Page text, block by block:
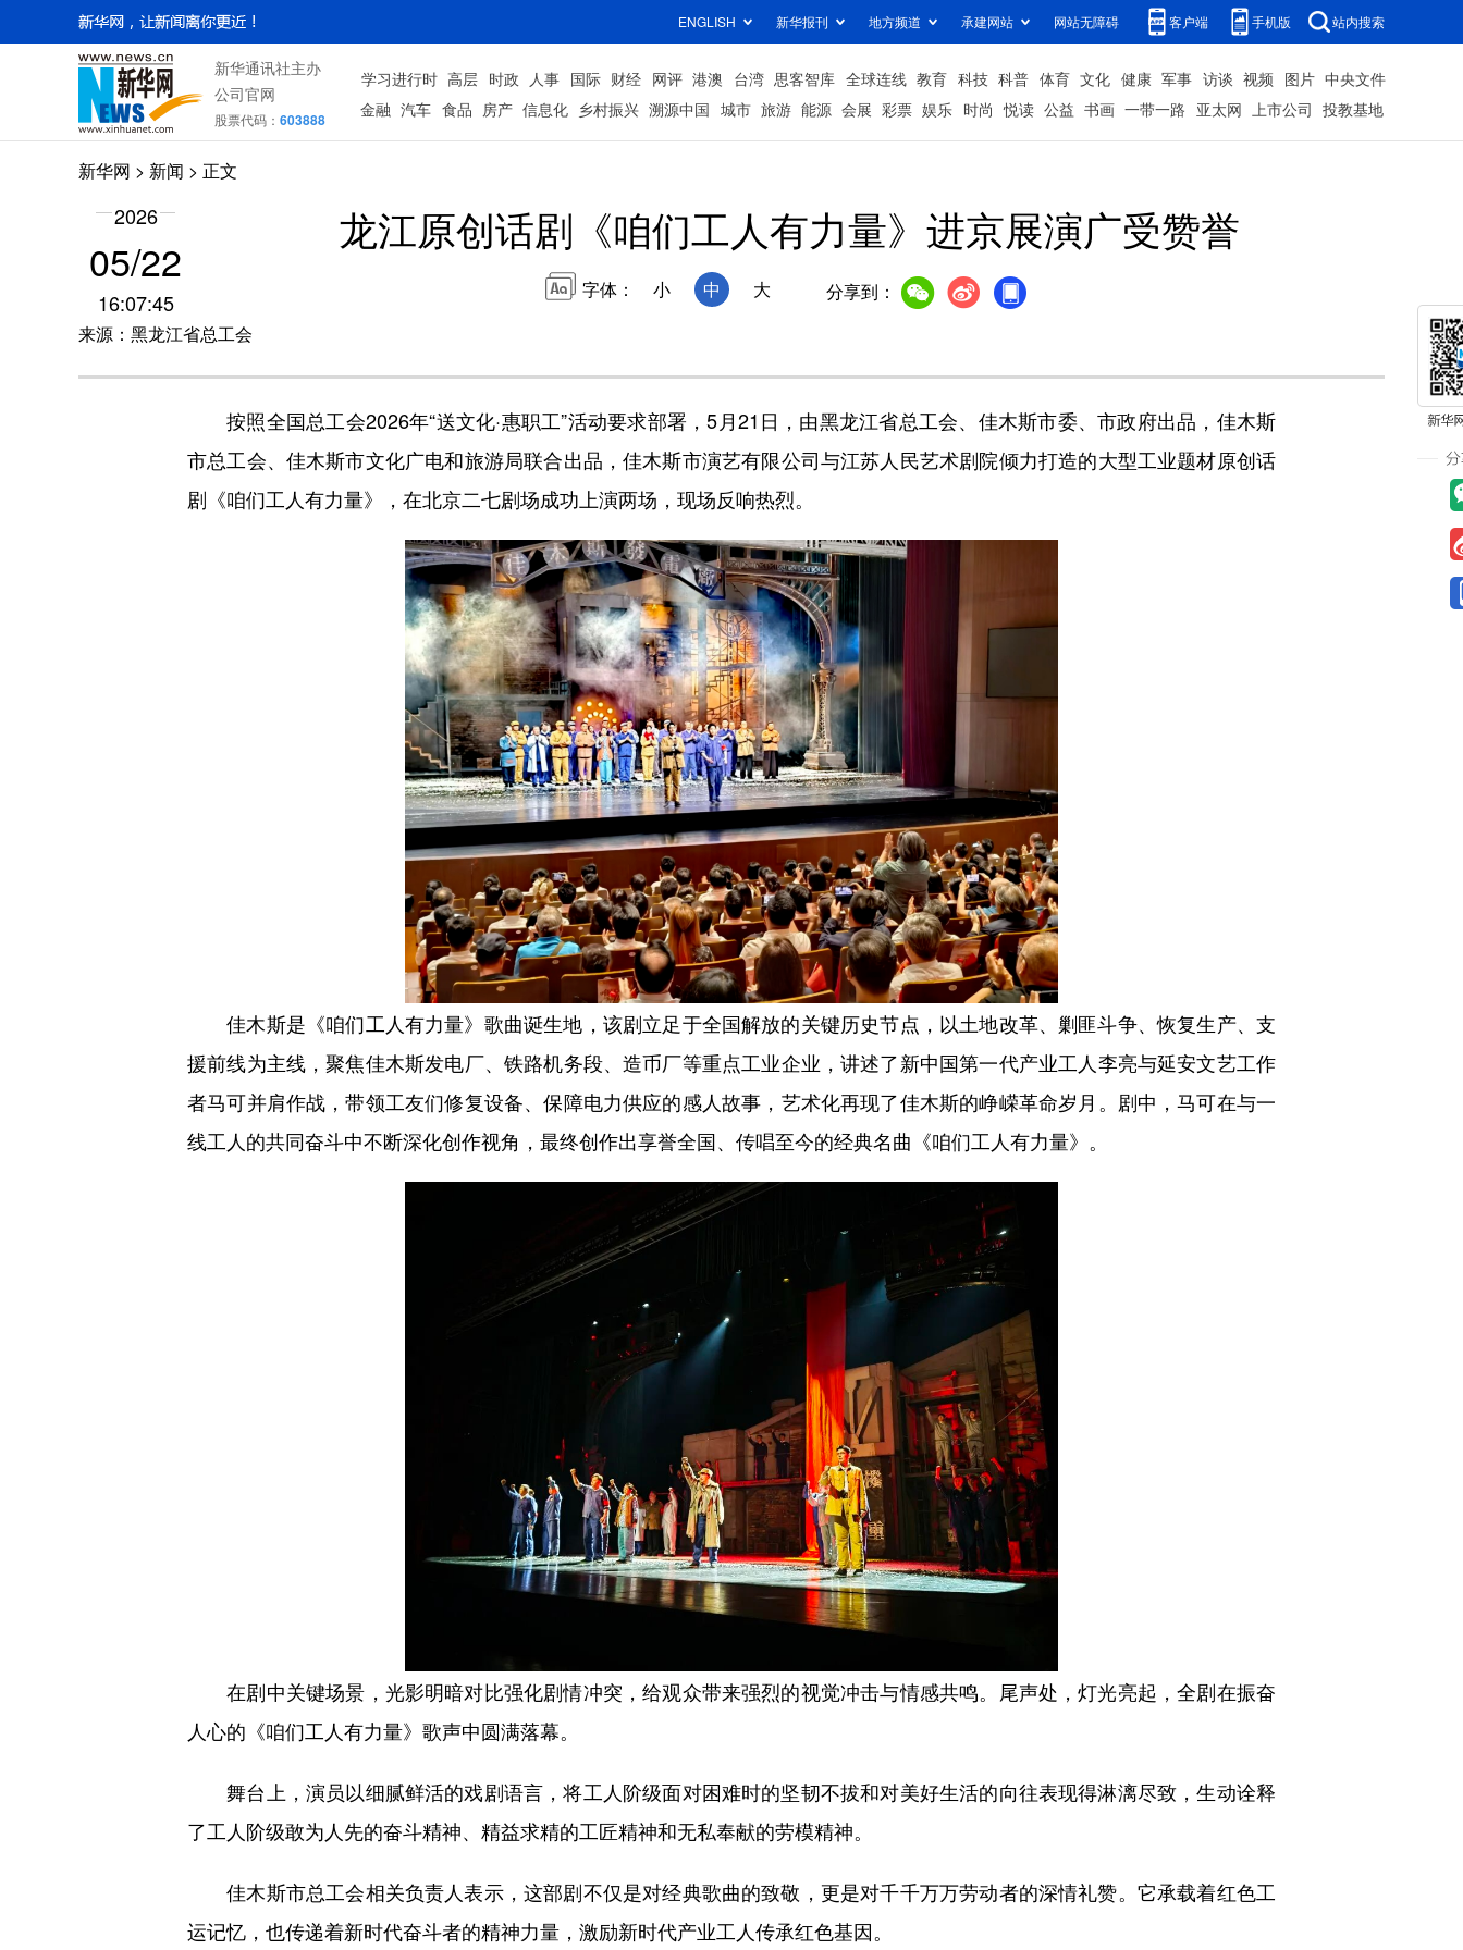
ENGLISH 新华报刊 地方频道 承建网站 网站无障碍 客户端 手机版 站内搜索
新华通讯社主办
公司官网
股票代码： 603888
学习进行时 高层 时政 人事 国际 财经 网评 港澳 台湾 思客智库 全球连线 教育 科技 科普 体育 文化 健康 军事 访谈 视频 图片 中央文件
金融 汽车 食品 房产 信息化 乡村振兴 溯源中国 城市 旅游 能源 会展 彩票 娱乐 时尚 悦读 公益 书画 一带一路 亚太网 上市公司 投教基地
新华网 > 新闻 > 正文
2026
05/22
16:07:45
来源：黑龙江省总工会
龙江原创话剧《咱们工人有力量》进京展演广受赞誉
字体： 小 中 大 分享到：
按照全国总工会2026年“送文化·惠职工”活动要求部署，5月21日，由黑龙江省总工会、佳木斯市委、市政府出品，佳木斯
市总工会、佳木斯市文化广电和旅游局联合出品，佳木斯市演艺有限公司与江苏人民艺术剧院倾力打造的大型工业题材原创话
剧《咱们工人有力量》，在北京二七剧场成功上演两场，现场反响热烈。
佳木斯是《咱们工人有力量》歌曲诞生地，该剧立足于全国解放的关键历史节点，以土地改革、剿匪斗争、恢复生产、支
援前线为主线，聚焦佳木斯发电厂、铁路机务段、造币厂等重点工业企业，讲述了新中国第一代产业工人李亮与延安文艺工作
者马可并肩作战，带领工友们修复设备、保障电力供应的感人故事，艺术化再现了佳木斯的峥嵘革命岁月。剧中，马可在与一
线工人的共同奋斗中不断深化创作视角，最终创作出享誉全国、传唱至今的经典名曲《咱们工人有力量》。
在剧中关键场景，光影明暗对比强化剧情冲突，给观众带来强烈的视觉冲击与情感共鸣。尾声处，灯光亮起，全剧在振奋
人心的《咱们工人有力量》歌声中圆满落幕。
舞台上，演员以细腻鲜活的戏剧语言，将工人阶级面对困难时的坚韧不拔和对美好生活的向往表现得淋漓尽致，生动诠释
了工人阶级敢为人先的奋斗精神、精益求精的工匠精神和无私奉献的劳模精神。
佳木斯市总工会相关负责人表示，这部剧不仅是对经典歌曲的致敬，更是对千千万万劳动者的深情礼赞。它承载着红色工
运记忆，也传递着新时代奋斗者的精神力量，激励新时代产业工人传承红色基因。